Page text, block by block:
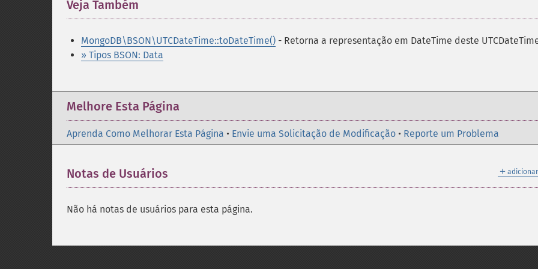
Veja Também
MongoDB\BSON\UTCDateTime::toDateTime() - Retorna a representação em DateTime deste
» Tipos BSON: Data
Melhore Esta Página
Aprenda Como Melhorar Esta Página • Envie uma Solicitação de Modificação • Reporte um Problema
＋
Notas de Usuários
Não há notas de usuários para esta página.